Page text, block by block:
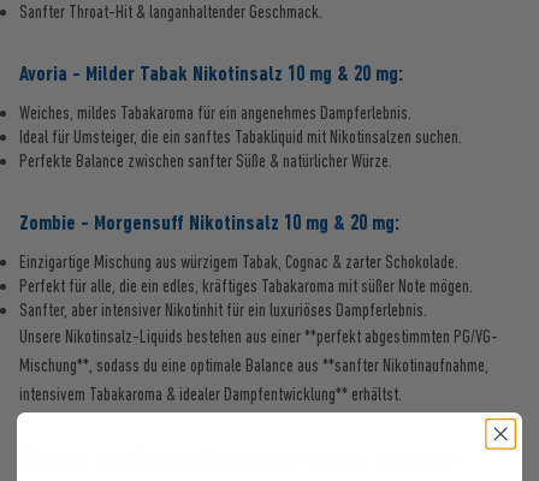
Sanfter Throat-Hit & langanhaltender Geschmack.
Avoria - Milder Tabak Nikotinsalz 10 mg & 20 mg:
Weiches, mildes Tabakaroma für ein angenehmes Dampferlebnis.
Ideal für Umsteiger, die ein sanftes Tabakliquid mit Nikotinsalzen suchen.
Perfekte Balance zwischen sanfter Süße & natürlicher Würze.
Zombie - Morgensuff Nikotinsalz 10 mg & 20 mg:
Einzigartige Mischung aus würzigem Tabak, Cognac & zarter Schokolade.
Perfekt für alle, die ein edles, kräftiges Tabakaroma mit süßer Note mögen.
Sanfter, aber intensiver Nikotinhit für ein luxuriöses Dampferlebnis.
Unsere Nikotinsalz-Liquids bestehen aus einer **perfekt abgestimmten PG/VG-
Mischung**, sodass du eine optimale Balance aus **sanfter Nikotinaufnahme,
intensivem Tabakaroma & idealer Dampfentwicklung** erhältst.